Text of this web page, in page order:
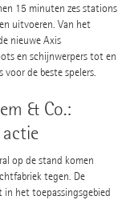
15 minuten zes stations
uitvoeren. Van het
nieuwe Axis
en schijnwerpers tot en
de beste spelers.
& Co.:
op de stand komen
tegen. De
het toepassingsgebied